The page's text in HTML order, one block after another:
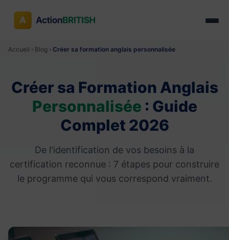
Accueil › Blog › Créer sa formation anglais personnalisée
Créer sa Formation Anglais
Personnalisée : Guide
Complet 2026
De l'identification de vos besoins à la
certification reconnue : 7 étapes pour construire
le programme qui vous correspond vraiment.